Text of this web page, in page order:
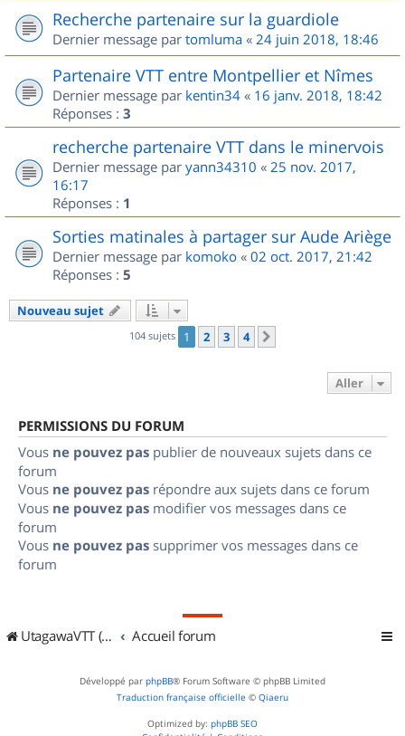
Recherche partenaire sur la guardiole
Dernier message par tomluma « 24 juin 2018, 18:46
Partenaire VTT entre Montpellier et Nîmes
Dernier message par kentin34 « 16 janv. 2018, 18:42
Réponses : 3
recherche partenaire VTT dans le minervois
Dernier message par yann34310 « 25 nov. 2017,
16:17
Réponses : 1
Sorties matinales à partager sur Aude Ariège
Dernier message par komoko « 02 oct. 2017, 21:42
Réponses : 5
Nouveau sujet
104 sujets 1 2 3 4
Aller
PERMISSIONS DU FORUM
Vous ne pouvez pas publier de nouveaux sujets dans ce
forum
Vous ne pouvez pas répondre aux sujets dans ce forum
Vous ne pouvez pas modifier vos messages dans ce
forum
Vous ne pouvez pas supprimer vos messages dans ce
forum
UtagawaVTT (Randos VTT et VTTAE avec traces GPS) Accueil forum
Développé par phpBB® Forum Software © phpBB Limited
Traduction française officielle © Qiaeru
Optimized by: phpBB SEO